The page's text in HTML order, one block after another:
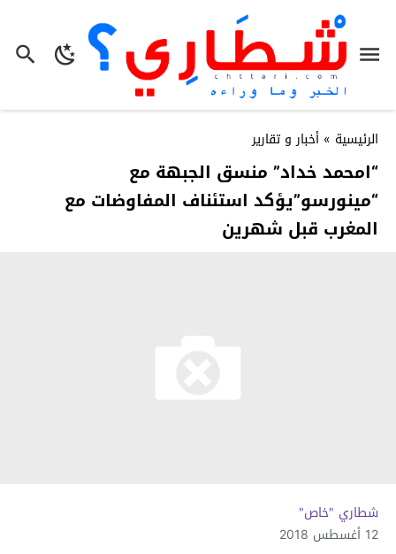
الرئيسية » أخبار و تقارير
“امحمد خداد” منسق الجبهة مع
“مينورسو”يؤكد استئناف المفاوضات مع
المغرب قبل شهرين
شطاري "خاص"
12 أغسطس 2018